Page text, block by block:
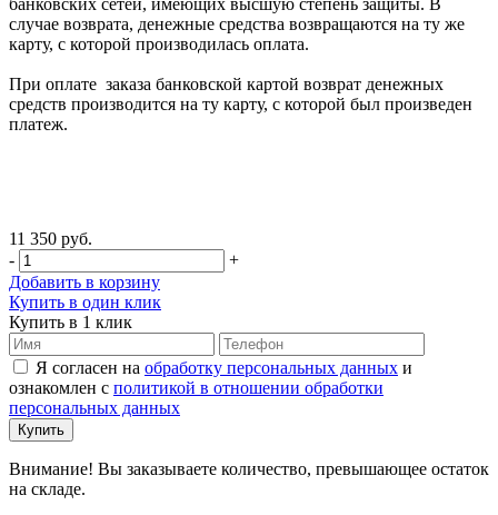
случае возврата, денежные средства возвращаются на ту же
карту, с которой производилась оплата.
При оплате заказа банковской картой возврат денежных
средств производится на ту карту, с которой был произведен
платеж.
11 350 руб.
-
+
Добавить в корзину
Купить в один клик
Купить в 1 клик
Я согласен на обработку персональных данных и
ознакомлен с политикой в отношении обработки
персональных данных
Внимание! Вы заказываете количество, превышающее остаток
на складе.